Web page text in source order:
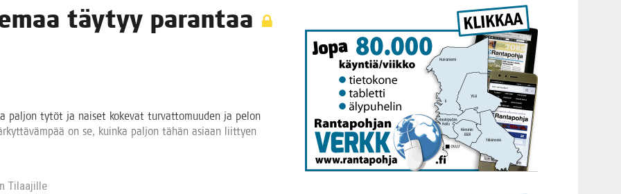
täy­tyy parantaa
pal­jon tytöt ja nai­set koke­vat tur­vat­to­muu­den ja pelon
on se, kuin­ka pal­jon tähän asi­aan liit­tyen
Tilaa­jil­le